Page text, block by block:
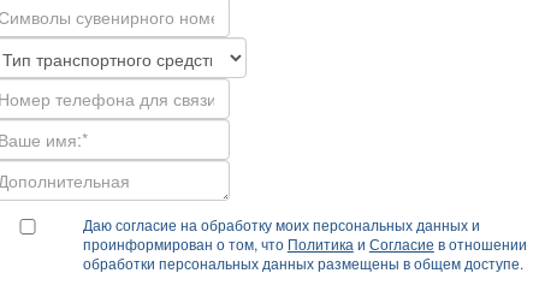
Даю согласие на обработку моих персональных данных и
проинформирован о том, что Политика и Согласие в отношении
обработки персональных данных размещены в общем доступе.